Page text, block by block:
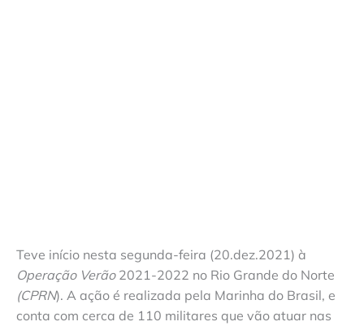
Teve início nesta segunda-feira (20.dez.2021) à
Operação Verão2021-2022 no Rio Grande do Norte
(CPRN). A ação é realizada pela Marinha do Brasil, e
conta com cerca de 110 militares que vão atuar nas